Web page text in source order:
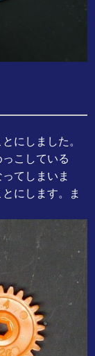
にしました。
こしている
てしまいま
にします。ま